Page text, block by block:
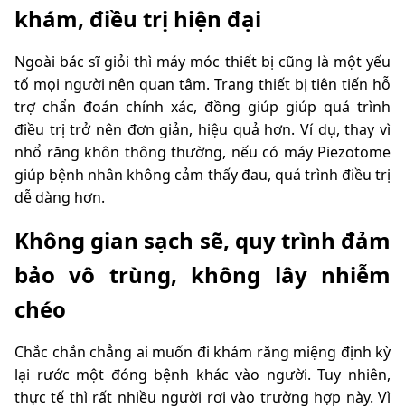
khám, điều trị hiện đại
Ngoài bác sĩ giỏi thì máy móc thiết bị cũng là một yếu
tố mọi người nên quan tâm. Trang thiết bị tiên tiến hỗ
trợ chẩn đoán chính xác, đồng giúp giúp quá trình
điều trị trở nên đơn giản, hiệu quả hơn. Ví dụ, thay vì
nhổ răng khôn thông thường, nếu có máy Piezotome
giúp bệnh nhân không cảm thấy đau, quá trình điều trị
dễ dàng hơn.
Không gian sạch sẽ, quy trình đảm
bảo vô trùng, không lây nhiễm
chéo
Chắc chắn chẳng ai muốn đi khám răng miệng định kỳ
lại rước một đóng bệnh khác vào người. Tuy nhiên,
thực tế thì rất nhiều người rơi vào trường hợp này. Vì